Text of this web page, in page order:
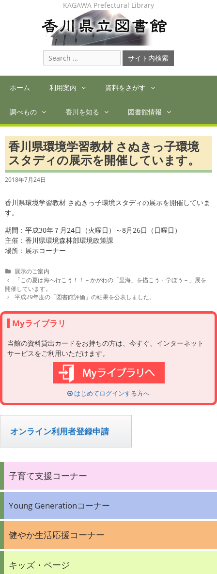
KAGAWA Prefectural Library
Search
for:
ホーム 利用案内 資料をさがす
調べもの 香川を知る 図書館情報
香川県環境学習教材 さぬきっ子環境
スタディの展示を開催しています。
2018年7月24日
香川県環境学習教材 さぬきっ子環境スタディの展示を開催していま
す。
期間：平成30年７月24日（火曜日）～8月26日（日曜日）
主催：香川県環境森林部環境政策課
場所：展示コーナー
C
a
t
e
o
r
i
s
展示のご案内
P
o
s
n
a
v
g
a
「この夏は海へ行こう！！－かがわの「里海」を描こう・学ぼう－」展を
開催しています。
平成29年度の「図書館評価」の結果を公表しました。
Myライブラリ
当館の資料貸出カードをお持ちの方は、今すぐ、インターネット
サービスをご利用いただけます。
はじめてログインする方へ
オンライン利用者登録申請
子育て支援コーナー
Young Generationコーナー
健やか生活応援コーナー
キッズ・ページ